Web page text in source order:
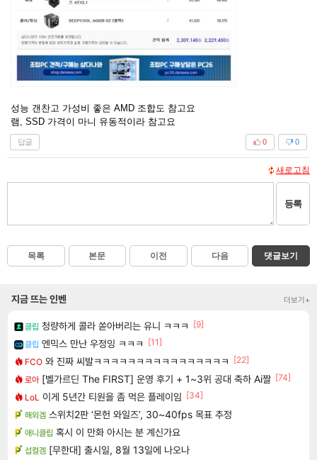
성능 갠찬고 가성비 좋은 AMD 조합도 참고요
램, SSD 가격이 마니 유동적이라 참고요
답글 0
0
새로고침
등록
목록 본문 이전 다음 댓글보기
지금 뜨는 인벤 더보기+
클립 청량하게 콜라 쏟아버리는 유니 ㅋㅋㅋ [9]
클립 엔믹스 만난 우정잉 ㅋㅋㅋ [11]
FCO 와 진짜 씨발ㅋㅋㅋㅋㅋㅋㅋㅋㅋㅋㅋㅋㅋㅋㅋㅋ [22]
로아 [벨가르딘 The FIRST] 운영 후기 + 1~3위 공대 축하 Ai짤 [74]
LoL 이게 5년간 티원을 좀 먹은 플레이임 [34]
해외겜 스위치2판 ‘몬헌 와일즈’, 30~40fps 목표 추정
애니클립 혹시 이 만화 아시는 분 계신가요
섭컬겜 [무한대] 출시일, 8월 13일에 나오나